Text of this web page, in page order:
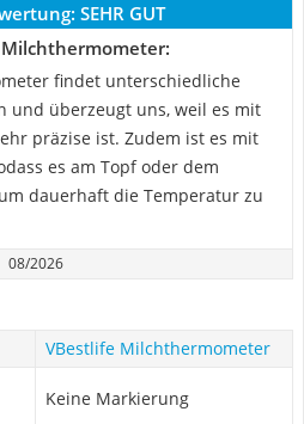
SEHR GUT
findet unterschiedliche
und überzeugt uns, weil es mit
präzise ist. Zudem ist es mit
es am Topf oder dem
dauerhaft die Temperatur zu
08/2026
VBestlife Milchthermometer
Keine Markierung